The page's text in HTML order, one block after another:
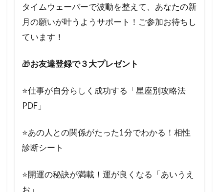
タイムウェーバーで波動を整えて、あなたの新
月の願いが叶うようサポート！ご参加お待ちし
ています！
🎁お友達登録で３大プレゼント
⭐️仕事が自分らしく成功する「星座別攻略法
PDF」
⭐️あの人との関係がたった1分でわかる！相性
診断シート
⭐️開運の秘訣が満載！運が良くなる「あいうえ
お」